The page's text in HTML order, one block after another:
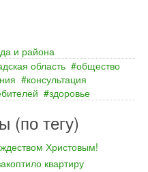
и района
область
общество
консультация
здоровье
(по тегу)
Христовым!
квартиру